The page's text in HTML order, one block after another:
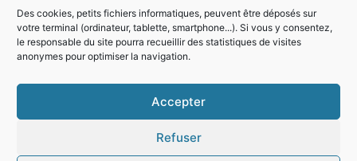
Des cookies, petits fichiers informatiques, peuvent être déposés sur
votre terminal (ordinateur, tablette, smartphone...). Si vous y consentez,
le responsable du site pourra recueillir des statistiques de visites
anonymes pour optimiser la navigation.
Accepter
Refuser
Horaires d'ouverture de la mairie